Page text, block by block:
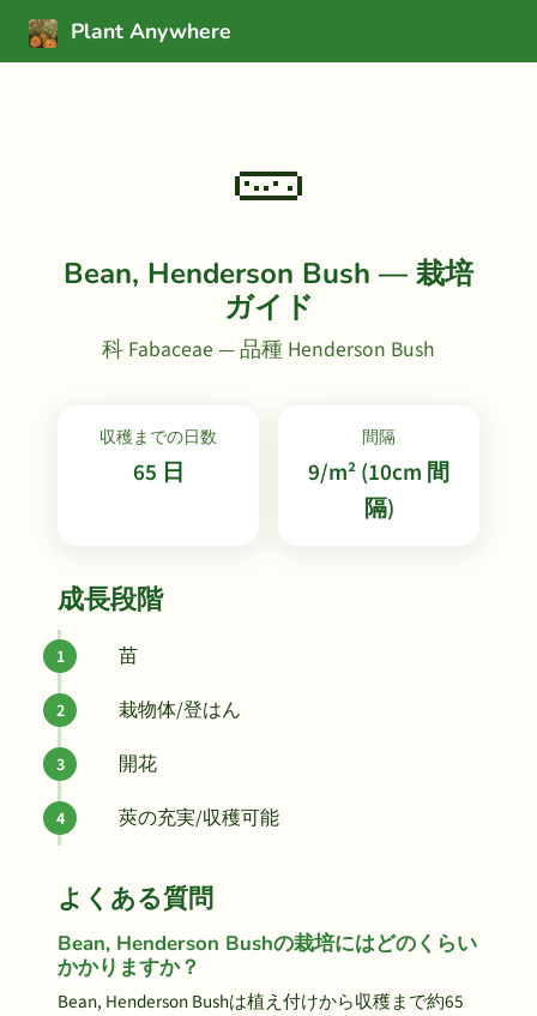
Plant Anywhere
🥒
Bean, Henderson Bush — 栽培
ガイド
科 Fabaceae — 品種 Henderson Bush
収穫までの日数
65 日
間隔
9/m² (10cm 間
隔)
成長段階
苗
栽物体/登はん
開花
莢の充実/収穫可能
よくある質問
Bean, Henderson Bushの栽培にはどのくらい
かかりますか？
Bean, Henderson Bushは植え付けから収穫まで約65